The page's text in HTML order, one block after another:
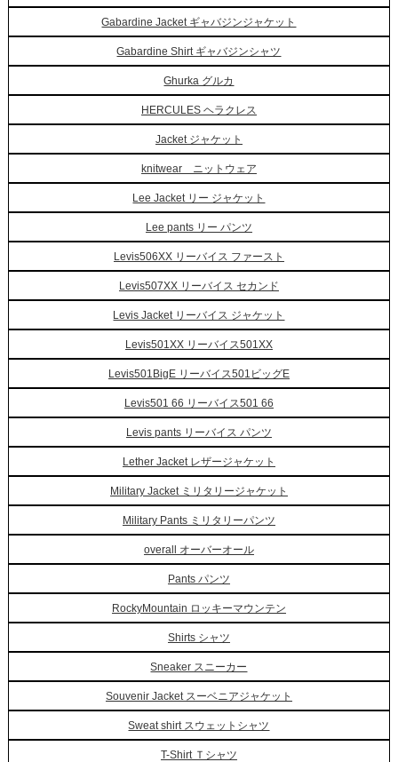
Gabardine Jacket ギャバジンジャケット
Gabardine Shirt ギャバジンシャツ
Ghurka グルカ
HERCULES ヘラクレス
Jacket ジャケット
knitwear ニットウェア
Lee Jacket リー ジャケット
Lee pants リー パンツ
Levis506XX リーバイス ファースト
Levis507XX リーバイス セカンド
Levis Jacket リーバイス ジャケット
Levis501XX リーバイス501XX
Levis501BigE リーバイス501ビッグE
Levis501 66 リーバイス501 66
Levis pants リーバイス パンツ
Lether Jacket レザージャケット
Military Jacket ミリタリージャケット
Military Pants ミリタリーパンツ
overall オーバーオール
Pants パンツ
RockyMountain ロッキーマウンテン
Shirts シャツ
Sneaker スニーカー
Souvenir Jacket スーベニアジャケット
Sweat shirt スウェットシャツ
T-Shirt Ｔシャツ